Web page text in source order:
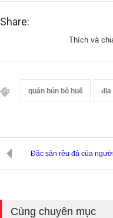
Share:
Thích và
quán bún bò huế địa
Đặc sản rêu đá của
Cùng chuyên mục